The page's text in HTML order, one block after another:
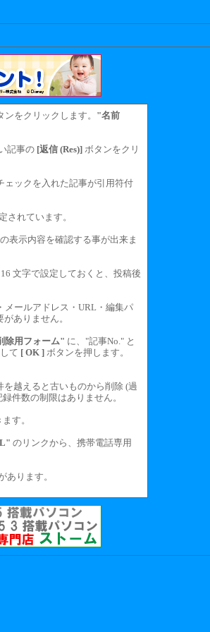
ンをクリックします。 "名前
記事の [返信 (Res)] ボタンをクリ
ェックを入れた記事が引用符付
されています。
表示内容を確認する事が出来ま
文字で設定しておくと、投稿後
メールアドレス・URL・編集パ
ありません。
除用フォーム" に、"記事No." と
て [ OK ] ボタンを押します。
越えると古いものから削除 (過
件数の制限はありません。
す。
のリンクから、携帯電話専用
あります。